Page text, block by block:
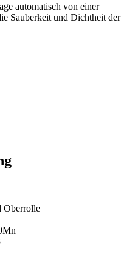
automatisch von einer
Sauberkeit und Dichtheit der
Oberrolle